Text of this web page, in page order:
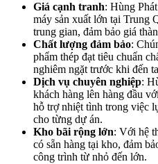
Giá cạnh tranh: Hùng
máy sản xuất lớn tại Trung
trung gian, đảm bảo giá
Chất lượng đảm bảo:
phẩm thép đạt tiêu chuẩn
nghiêm ngặt trước khi đến
Dịch vụ chuyên nghiệp:
khách hàng lên hàng đầu
hỗ trợ nhiệt tình trong việc
cho từng dự án.
Kho bãi rộng lớn: Với hệ
có sẵn hàng tại kho, đảm
công trình từ nhỏ đến lớn.